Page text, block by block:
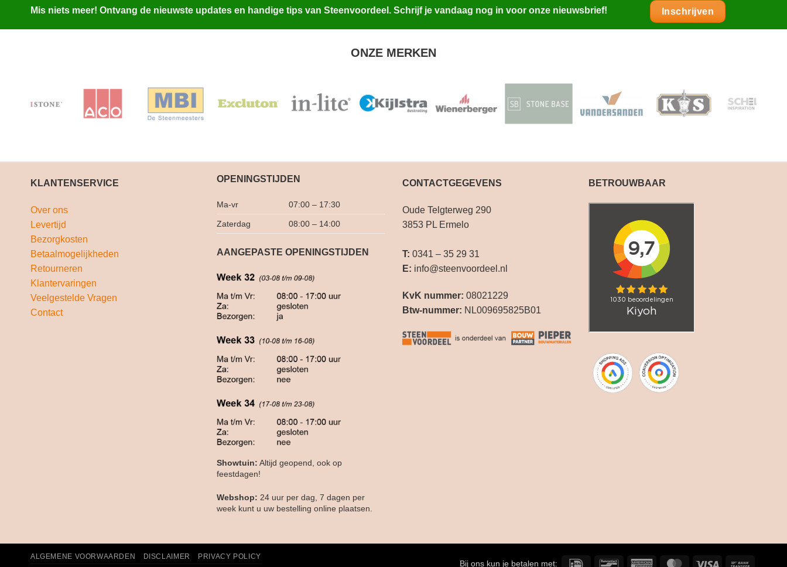
Mis niets meer! Ontvang de nieuwste updates en handige tips van Steenvoordeel. Schrijf je vandaag nog in voor onze nieuwsbrief! Inschrijven
ONZE MERKEN
KLANTENSERVICE
Over ons
Levertijd
Bezorgkosten
Betaalmogelijkheden
Retourneren
Klantervaringen
Veelgestelde Vragen
Contact
OPENINGSTIJDEN
Ma-vr 07:00 – 17:30
Zaterdag 08:00 – 14:00
AANGEPASTE OPENINGSTIJDEN
Showtuin: Altijd geopend, ook op
feestdagen!
Webshop: 24 uur per dag, 7 dagen per
week kunt u uw bestelling online plaatsen.
CONTACTGEGEVENS
Oude Telgterweg 290
3853 PL Ermelo
T: 0341 – 35 29 31
E: info@steenvoordeel.nl
KvK nummer: 08021229
Btw-nummer: NL009695825B01
BETROUWBAAR
Bij ons kun je betalen met: IDeal BancontactAmerican MasterCardVisa
ALGEMENE VOORWAARDEN DISCLAIMER PRIVACY POLICY